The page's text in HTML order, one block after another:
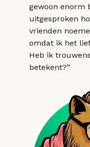
gewoon enorm
uitgesproken
vrienden
omdat ik het
Heb ik
betekent?”